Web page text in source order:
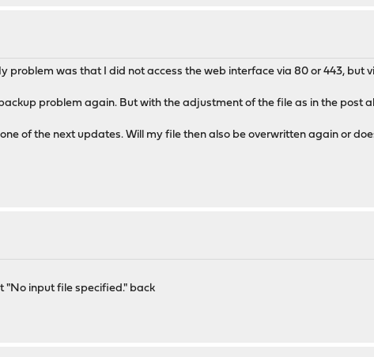
problem was that I did not access the web interface via 80 or 443, but
problem again. But with the adjustment of the file as in the post
of the next updates. Will my file then also be overwritten again or
"No input file specified." back